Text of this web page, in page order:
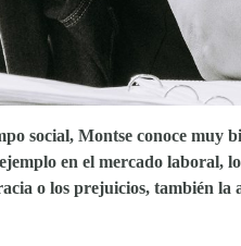
social, Montse conoce muy
en el mercado laboral,
o los prejuicios, también la